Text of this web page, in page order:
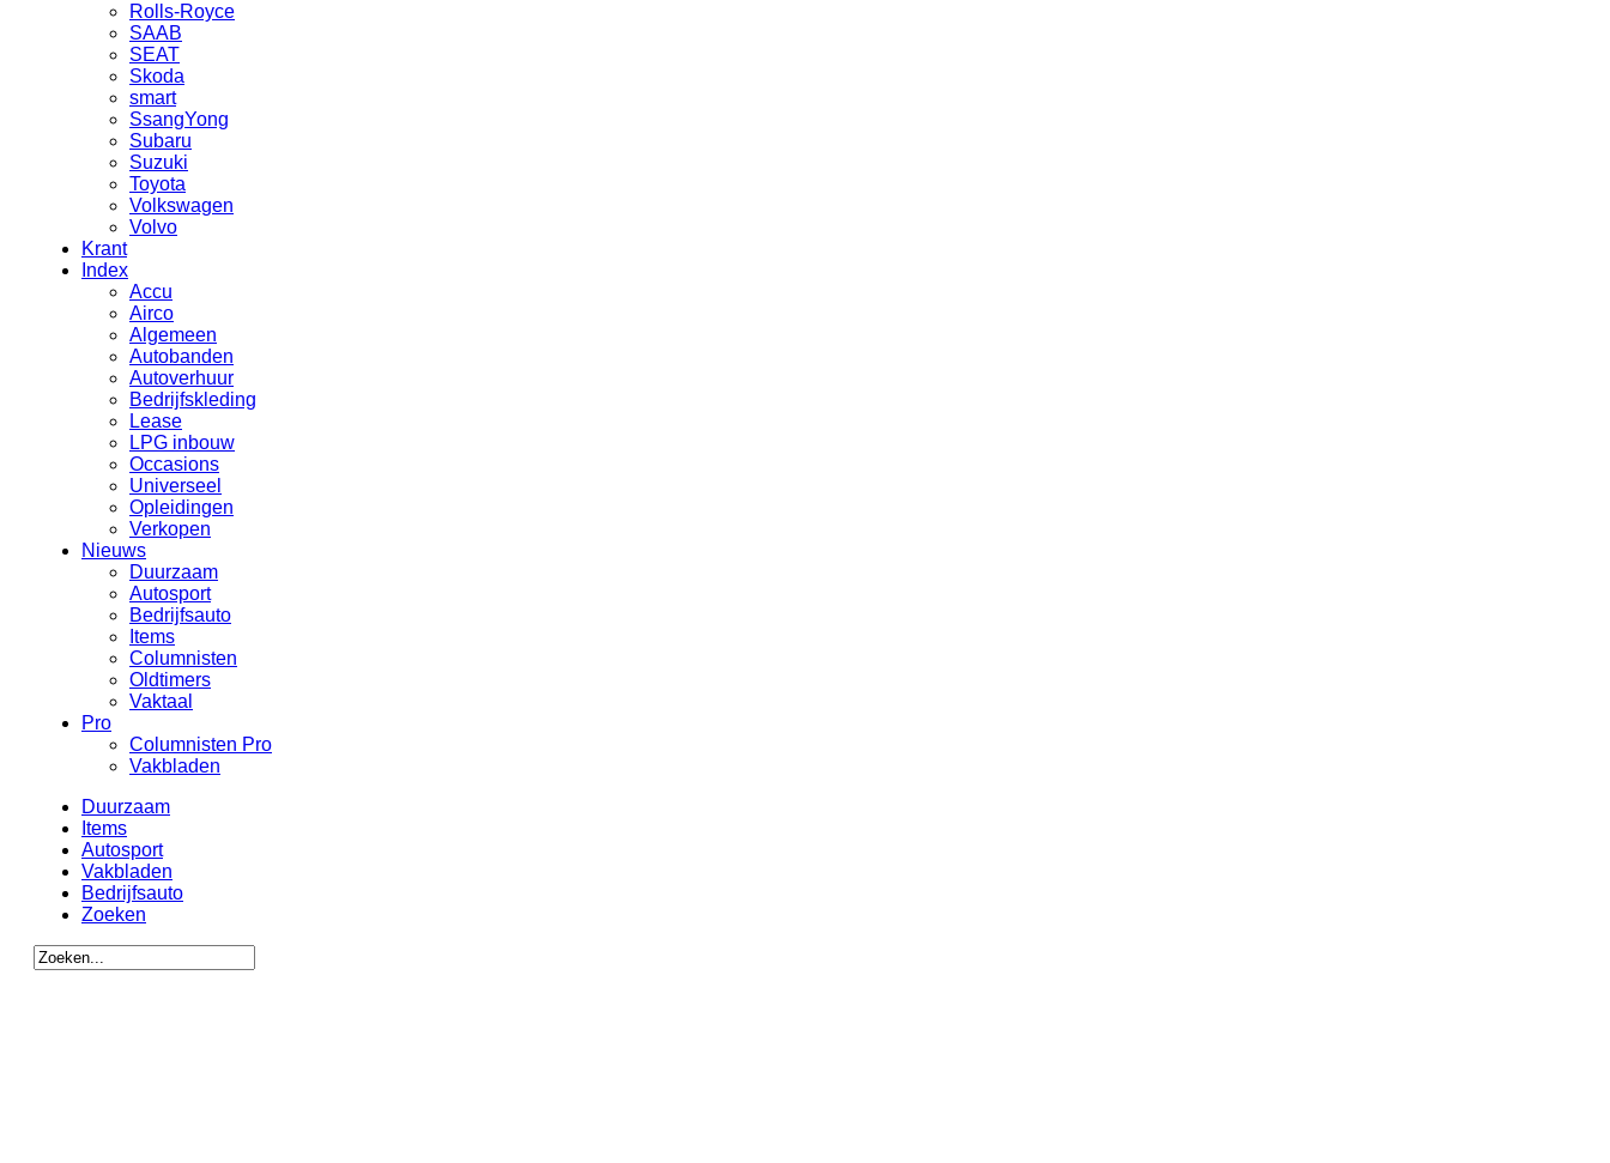
Rolls-Royce
SAAB
SEAT
Skoda
smart
SsangYong
Subaru
Suzuki
Toyota
Volkswagen
Volvo
Krant
Index
Accu
Airco
Algemeen
Autobanden
Autoverhuur
Bedrijfskleding
Lease
LPG inbouw
Occasions
Universeel
Opleidingen
Verkopen
Nieuws
Duurzaam
Autosport
Bedrijfsauto
Items
Columnisten
Oldtimers
Vaktaal
Pro
Columnisten Pro
Vakbladen
Duurzaam
Items
Autosport
Vakbladen
Bedrijfsauto
Zoeken